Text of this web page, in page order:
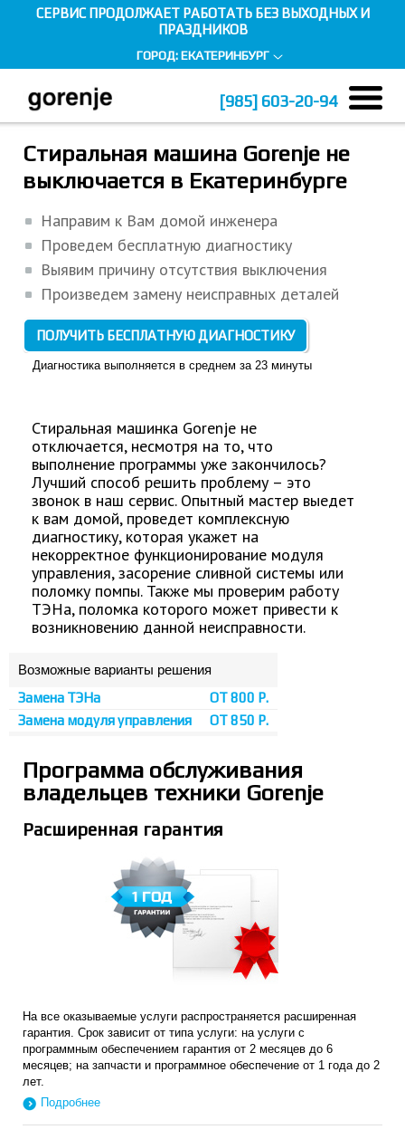
СЕРВИС ПРОДОЛЖАЕТ РАБОТАТЬ БЕЗ ВЫХОДНЫХ И
ПРАЗДНИКОВ
ГОРОД:ЕКАТЕРИНБУРГ
[985] 603-20-94
Стиральная машина не отжимает
Гарантийный и постгарантийный ремонт
Стиральная машина Gorenje не
выключается в Екатеринбурге
Направим к Вам домой инженера
Проведем бесплатную диагностику
Выявим причину отсутствия выключения
Произведем замену неисправных деталей
ПОЛУЧИТЬ БЕСПЛАТНУЮ ДИАГНОСТИКУ
Диагностика выполняется в среднем за 23 минуты
Стиральная машинка Gorenje не
отключается, несмотря на то, что
выполнение программы уже закончилось?
Лучший способ решить проблему – это
звонок в наш сервис. Опытный мастер выедет
к вам домой, проведет комплексную
диагностику, которая укажет на
некорректное функционирование модуля
управления, засорение сливной системы или
поломку помпы. Также мы проверим работу
ТЭНа, поломка которого может привести к
возникновению данной неисправности.
Возможные варианты решения
Замена ТЭНа
ОТ 800 Р.
Замена модуля управления
ОТ 850 Р.
Программа обслуживания
владельцев техники Gorenje
Расширенная гарантия
На все оказываемые услуги распространяется расширенная
гарантия. Срок зависит от типа услуги: на услуги с
программным обеспечением гарантия от 2 месяцев до 6
месяцев; на запчасти и программное обеспечение от 1 года до 2
лет.
Подробнее